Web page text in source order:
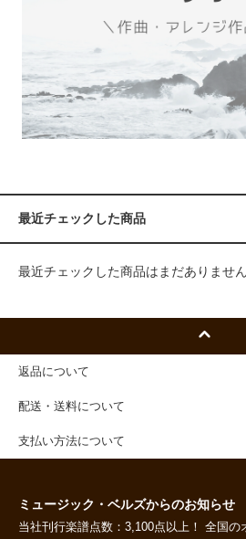
最近チェックした商品
最近チェックした商品はまだありません
返品について
配送・送料について
支払い方法について
ミュージック・ベルズからのお知らせ
当社刊行楽譜点数：3,100点以上！ 全国